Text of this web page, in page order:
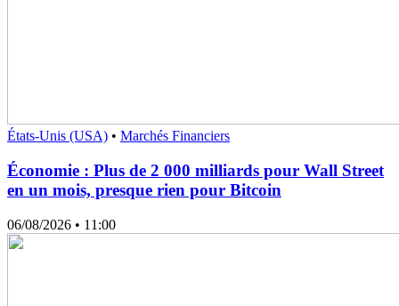
États-Unis (USA) • Marchés Financiers
Économie : Plus de 2 000 milliards pour Wall Street
en un mois, presque rien pour Bitcoin
06/08/2026 • 11:00